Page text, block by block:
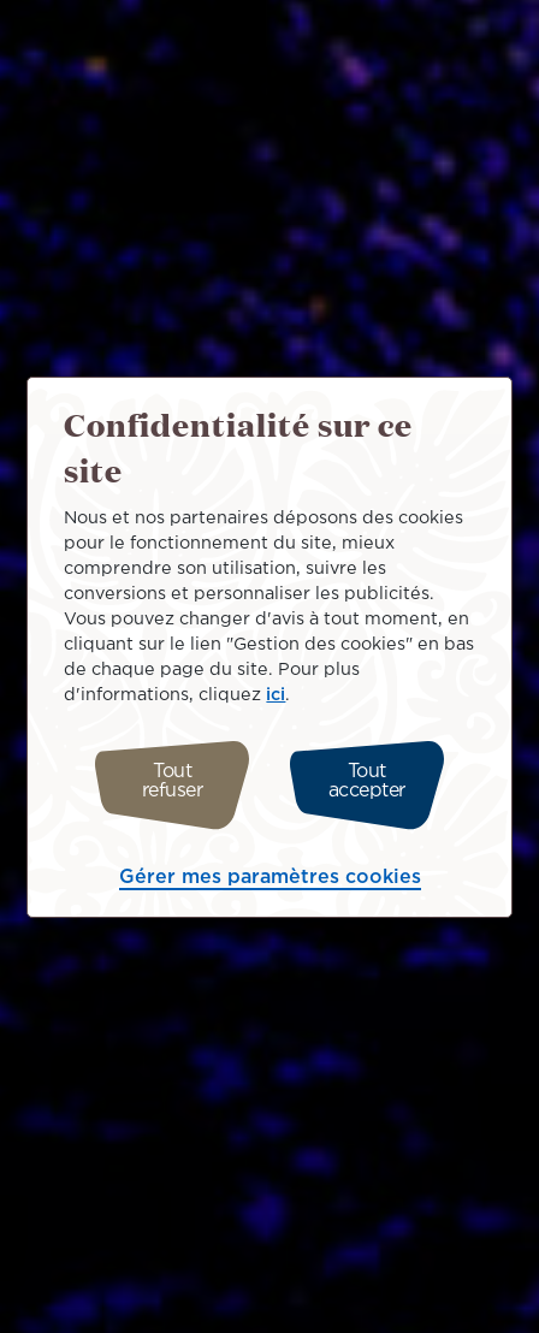
Confidentialité sur ce
site
Nous et nos partenaires déposons des cookies
pour le fonctionnement du site, mieux
comprendre son utilisation, suivre les
conversions et personnaliser les publicités.
Vous pouvez changer d'avis à tout moment, en
cliquant sur le lien "Gestion des cookies" en bas
de chaque page du site. Pour plus
d'informations, cliquez ici.
Tout
refuser
Tout
accepter
Gérer mes paramètres cookies